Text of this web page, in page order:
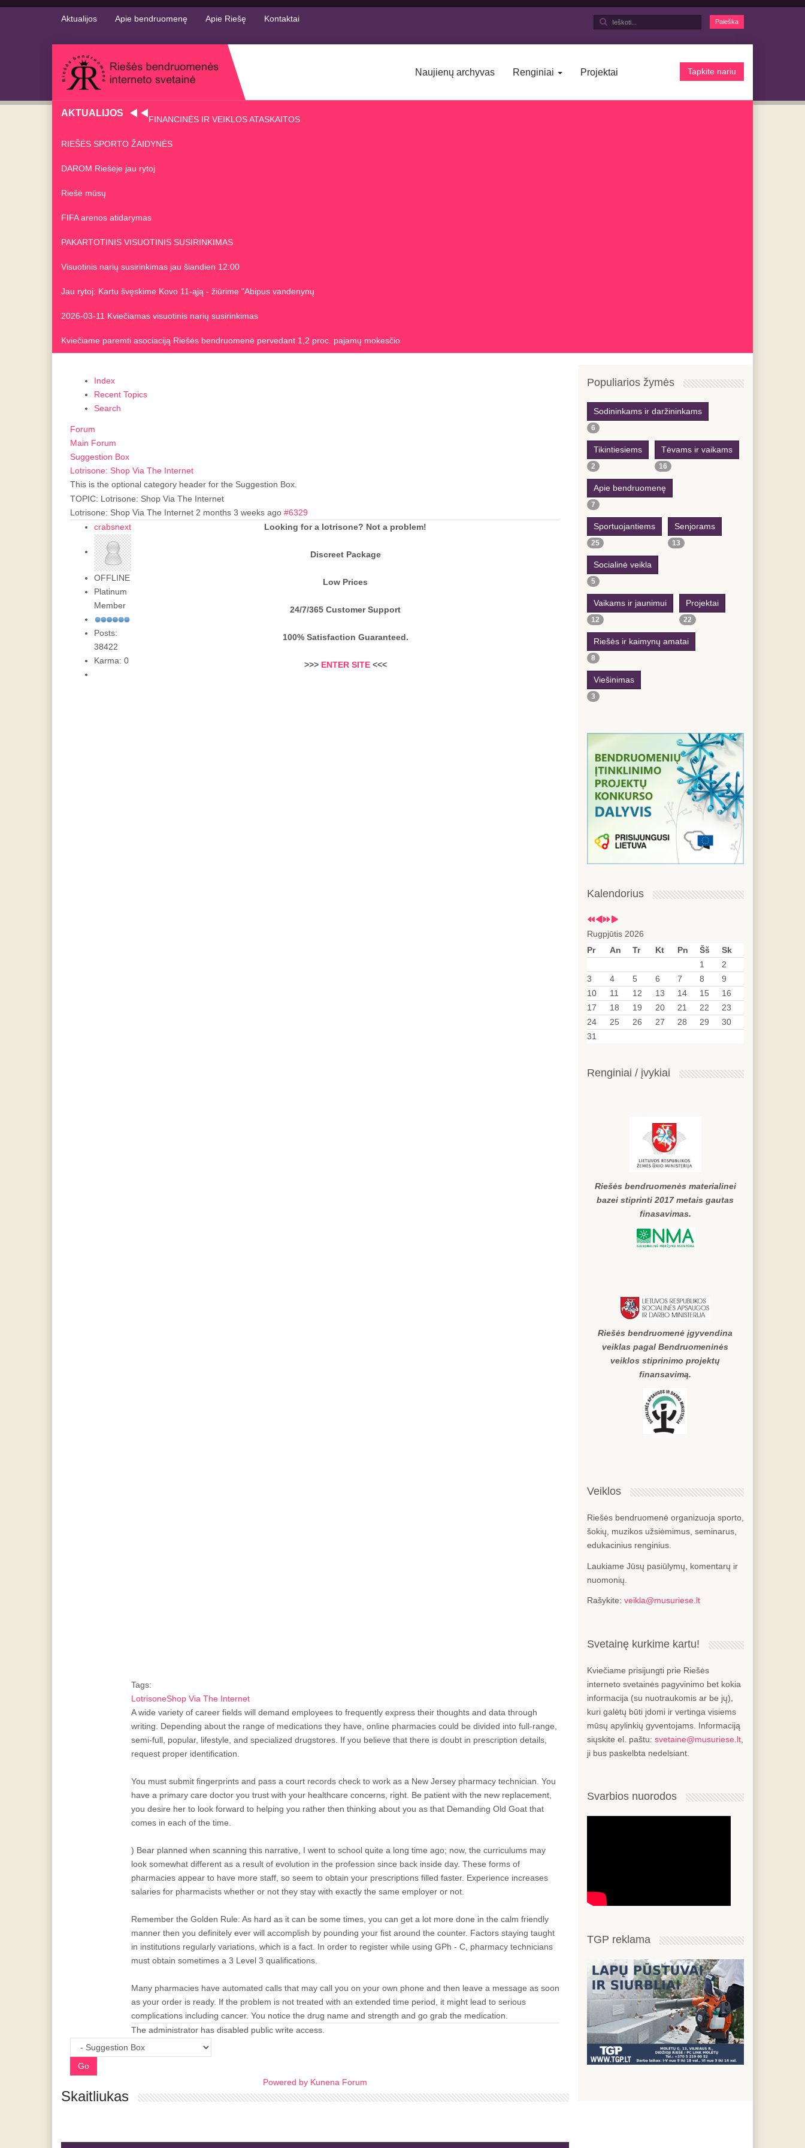
Aktualijos Apie bendruomenę Apie Riešę Kontaktai Ieškoti... Paieška
Naujienų archyvas Renginiai Projektai Tapkite nariu
AKTUALIJOS
FINANCINĖS IR VEIKLOS ATASKAITOS
RIEŠĖS SPORTO ŽAIDYNĖS
DAROM Riešėje jau rytoj
Riešė mūsų
FIFA arenos atidarymas
PAKARTOTINIS VISUOTINIS SUSIRINKIMAS
Visuotinis narių susirinkimas jau šiandien 12:00
Jau rytoj: Kartu švęskime Kovo 11-ąją - žiūrime "Abipus vandenynų
2026-03-11 Kviečiamas visuotinis narių susirinkimas
Kviečiame paremti asociaciją Riešės bendruomenė pervedant 1,2 proc. pajamų mokesčio
Index
Recent Topics
Search
Forum
Main Forum
Suggestion Box
Lotrisone: Shop Via The Internet
This is the optional category header for the Suggestion Box.
TOPIC: Lotrisone: Shop Via The Internet
Lotrisone: Shop Via The Internet 2 months 3 weeks ago #6329
crabsnext
OFFLINE
Platinum
Member
Posts:
38422
Karma: 0
Looking for a lotrisone? Not a problem!
Discreet Package
Low Prices
24/7/365 Customer Support
100% Satisfaction Guaranteed.
>>> ENTER SITE<<<
Tags:
LotrisoneShop Via The Internet
A wide variety of career fields will demand employees to frequently express their thoughts and data through
writing. Depending about the range of medications they have, online pharmacies could be divided into full-range,
semi-full, popular, lifestyle, and specialized drugstores. If you believe that there is doubt in prescription details,
request proper identification.
You must submit fingerprints and pass a court records check to work as a New Jersey pharmacy technician. You
have a primary care doctor you trust with your healthcare concerns, right. Be patient with the new replacement,
you desire her to look forward to helping you rather then thinking about you as that Demanding Old Goat that
comes in each of the time.
) Bear planned when scanning this narrative, I went to school quite a long time ago; now, the curriculums may
look somewhat different as a result of evolution in the profession since back inside day. These forms of
pharmacies appear to have more staff, so seem to obtain your prescriptions filled faster. Experience increases
salaries for pharmacists whether or not they stay with exactly the same employer or not.
Remember the Golden Rule: As hard as it can be some times, you can get a lot more done in the calm friendly
manner then you definitely ever will accomplish by pounding your fist around the counter. Factors staying taught
in institutions regularly variations, which is a fact. In order to register while using GPh - C, pharmacy technicians
must obtain sometimes a 3 Level 3 qualifications.
Many pharmacies have automated calls that may call you on your own phone and then leave a message as soon
as your order is ready. If the problem is not treated with an extended time period, it might lead to serious
complications including cancer. You notice the drug name and strength and go grab the medication.
The administrator has disabled public write access.
Go
Powered by Kunena Forum
Skaitliukas
Populiarios žymės
Sodininkams ir daržininkams
6
Tikintiesiems
2
Tėvams ir vaikams
16
Apie bendruomenę
7
Sportuojantiems
25
Senjorams
13
Socialinė veikla
5
Vaikams ir jaunimui
12
Projektai
22
Riešės ir kaimynų amatai
8
Viešinimas
3
Kalendorius
YearMonth
YearMonth
Rugpjūtis 2026
Pr
An Tr Kt Pn Šš
Sk
1
2
3
4 5 6 7 8
9
10
11 12 13 14 15
16
17
18 19 20 21 22
23
24
25 26 27 28 29
30
31
Renginiai / įvykiai
Riešės bendruomenės materialinei
bazei stiprinti 2017 metais gautas
finasavimas.
Riešės bendruomenė įgyvendina
veiklas pagal Bendruomeninės
veiklos stiprinimo projektų
finansavimą.
Veiklos
Riešės bendruomenė organizuoja sporto,
šokių, muzikos užsiėmimus, seminarus,
edukacinius renginius.
Laukiame Jūsų pasiūlymų, komentarų ir
nuomonių.
Rašykite: veikla@musuriese.lt
Svetainę kurkime kartu!
Kviečiame prisijungti prie Riešės
interneto svetainės pagyvinimo bet kokia
informacija (su nuotraukomis ar be jų),
kuri galėtų būti įdomi ir vertinga visiems
mūsų apylinkių gyventojams. Informaciją
siųskite el. paštu: svetaine@musuriese.lt,
ji bus paskelbta nedelsiant.
Svarbios nuorodos
TGP reklama